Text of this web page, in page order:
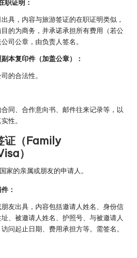
职证明：
具，内容与旅游签证的在职证明类似，
的为商务，并承诺承担所有费用（若公
司公章，由负责人签名。
本复印件（加盖公章）：
的合法性。
同、合作意向书、邮件往来记录等，以
性。
证（Family
）
家的亲属或朋友的申请人。
：
友出具，内容包括邀请人姓名、身份信
、被邀请人姓名、护照号、与被邀请人
问起止日期、费用承担方等。需签名。